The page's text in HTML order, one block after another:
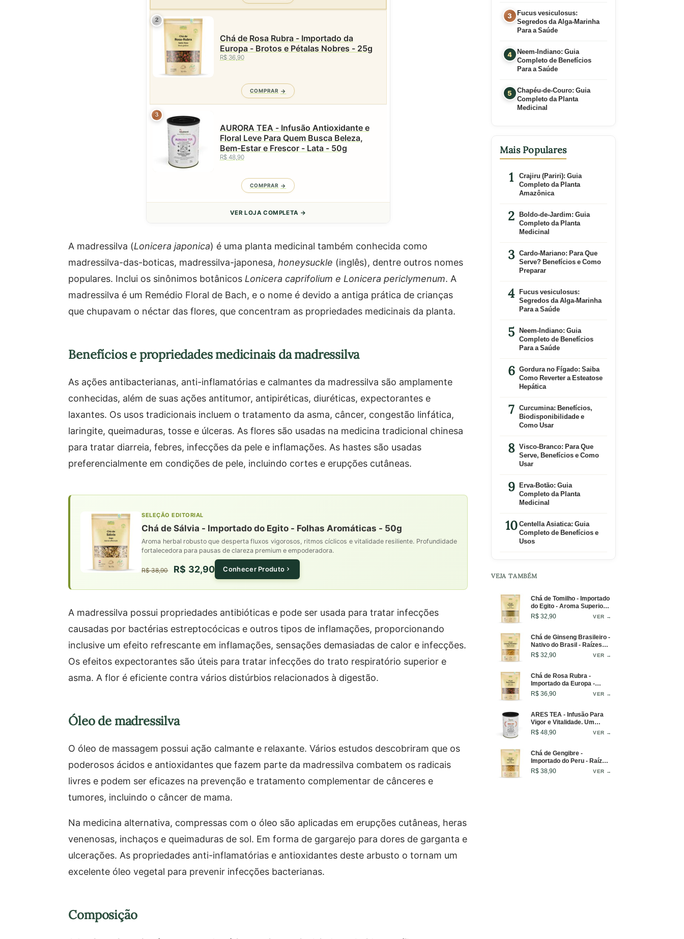
2
Chá de Rosa Rubra - Importado da
Europa - Brotos e Pétalas Nobres - 25g
R$ 36,90
COMPRAR
3
AURORA TEA - Infusão Antioxidante e
Floral Leve Para Quem Busca Beleza,
Bem-Estar e Frescor - Lata - 50g
R$ 48,90
COMPRAR
VER LOJA COMPLETA →
A madressilva (Lonicera japonica) é uma planta medicinal também conhecida como
madressilva-das-boticas, madressilva-japonesa,honeysuckle (inglês), dentre outros nomes
populares. Inclui os sinônimos botânicos Lonicera caprifolium e Lonicera periclymenum. A
madressilva é um Remédio Floral de Bach, e o nome é devido a antiga prática de crianças
que chupavam o néctar das flores, que concentram as propriedades medicinais da planta.
Benefícios e propriedades medicinais da madressilva
As ações antibacterianas, anti-inflamatórias e calmantes da madressilva são amplamente
conhecidas, além de suas ações antitumor, antipiréticas, diuréticas, expectorantes e
laxantes. Os usos tradicionais incluem o tratamento da asma, câncer, congestão linfática,
laringite, queimaduras, tosse e úlceras. As flores são usadas na medicina tradicional chinesa
para tratar diarreia, febres, infecções da pele e inflamações. As hastes são usadas
preferencialmente em condições de pele, incluindo cortes e erupções cutâneas.
SELEÇÃO EDITORIAL
Chá de Sálvia - Importado do Egito - Folhas Aromáticas - 50g
Aroma herbal robusto que desperta fluxos vigorosos, ritmos cíclicos e vitalidade resiliente. Profundidade
fortalecedora para pausas de clareza premium e empoderadora.
R$ 38,90 R$ 32,90 Conhecer Produto
A madressilva possui propriedades antibióticas e pode ser usada para tratar infecções
causadas por bactérias estreptocócicas e outros tipos de inflamações, proporcionando
inclusive um efeito refrescante em inflamações, sensações demasiadas de calor e infecções.
Os efeitos expectorantes são úteis para tratar infecções do trato respiratório superior e
asma. A flor é eficiente contra vários distúrbios relacionados à digestão.
Óleo de madressilva
O óleo de massagem possui ação calmante e relaxante. Vários estudos descobriram que os
poderosos ácidos e antioxidantes que fazem parte da madressilva combatem os radicais
livres e podem ser eficazes na prevenção e tratamento complementar de cânceres e
tumores, incluindo o câncer de mama.
Na medicina alternativa, compressas com o óleo são aplicadas em erupções cutâneas, heras
venenosas, inchaços e queimaduras de sol. Em forma de gargarejo para dores de garganta e
ulcerações. As propriedades anti-inflamatórias e antioxidantes deste arbusto o tornam um
excelente óleo vegetal para prevenir infecções bacterianas.
Composição
Fucus vesiculosus:
Segredos da Alga-Marinha
Para a Saúde
Neem-Indiano: Guia
Completo de Benefícios
Para a Saúde
Chapéu-de-Couro: Guia
Completo da Planta
Medicinal
Mais Populares
Crajiru (Pariri): Guia
Completo da Planta
Amazônica
Boldo-de-Jardim: Guia
Completo da Planta
Medicinal
Cardo-Mariano: Para Que
Serve? Benefícios e Como
Preparar
Fucus vesiculosus:
Segredos da Alga-Marinha
Para a Saúde
Neem-Indiano: Guia
Completo de Benefícios
Para a Saúde
Gordura no Fígado: Saiba
Como Reverter a Esteatose
Hepática
Curcumina: Benefícios,
Biodisponibilidade e
Como Usar
Visco-Branco: Para Que
Serve, Benefícios e Como
Usar
Erva-Botão: Guia
Completo da Planta
Medicinal
Centella Asiatica: Guia
Completo de Benefícios e
Usos
VEJA TAMBÉM
Chá de Tomilho - Importado
do Egito - Aroma Superior -
100g
R$ 32,90 VER →
Chá de Ginseng Brasileiro -
Nativo do Brasil - Raízes
Selecionadas - 50g
R$ 32,90 VER →
Chá de Rosa Rubra -
Importado da Europa -
Brotos e Pétalas Nobres -
25g
R$ 36,90 VER →
ARES TEA - Infusão Para
Vigor e Vitalidade. Um
Blend Que Inspira Equilíbrio
e Força em Cada Gole -
R$ 48,90 VER →
Chá de Gengibre -
Importado do Peru - Raízes
Selecionadas - 100g
R$ 38,90 VER →